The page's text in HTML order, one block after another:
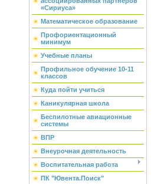
«Сириуса»
Математическое образование
Профориентационный
минимум
Учебные планы
Профильное обучение 10-11
классов
Куда пойти учиться
Каникулярная школа
Беспилотные авиационные
системы
ВПР
Внеурочная деятельность
Воспитательная работа
ПК "Ювента.Поиск"